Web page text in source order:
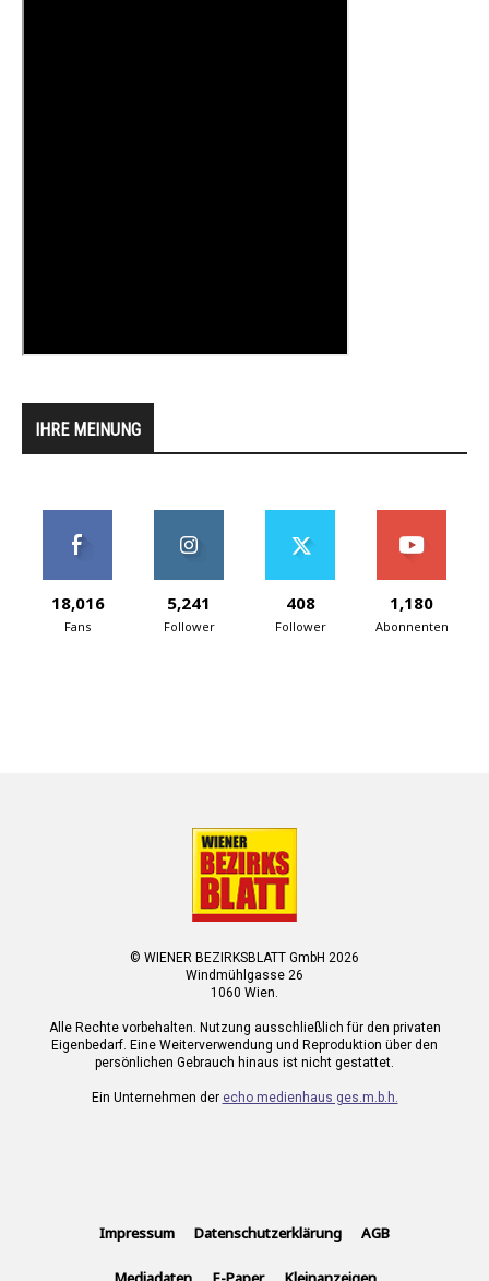
IHRE MEINUNG
18,016
Fans
5,241
Follower
408
Follower
1,180
Abonnenten
© WIENER BEZIRKSBLATT GmbH 2026
Windmühlgasse 26
1060 Wien.
Alle Rechte vorbehalten. Nutzung ausschließlich für den privaten
Eigenbedarf. Eine Weiterverwendung und Reproduktion über den
persönlichen Gebrauch hinaus ist nicht gestattet.
Ein Unternehmen der echo medienhaus ges.m.b.h.
Impressum Datenschutzerklärung AGB